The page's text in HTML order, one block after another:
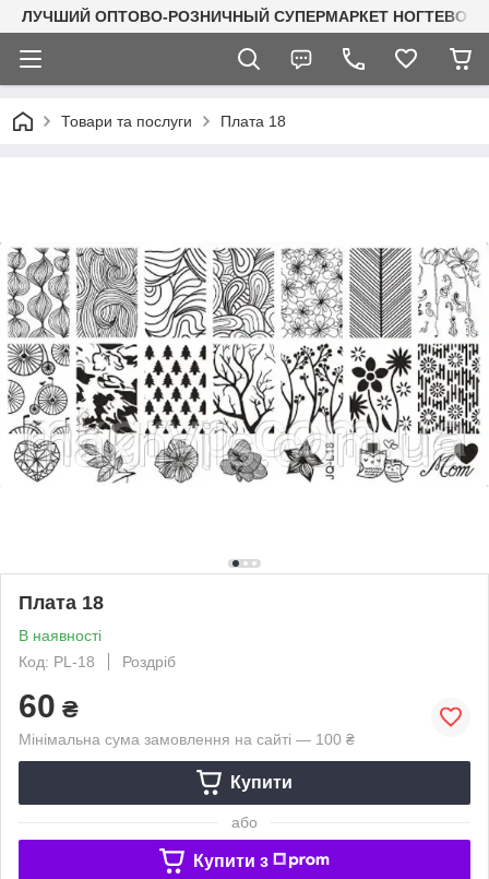
ЛУЧШИЙ ОПТОВО-РОЗНИЧНЫЙ СУПЕРМАРКЕТ
Товари та послуги Плата 18
Плата 18
В наявності
Код: PL-18
Роздріб
60 ₴
Мінімальна сума замовлення на сайті — 100 ₴
Купити
або
Купити з